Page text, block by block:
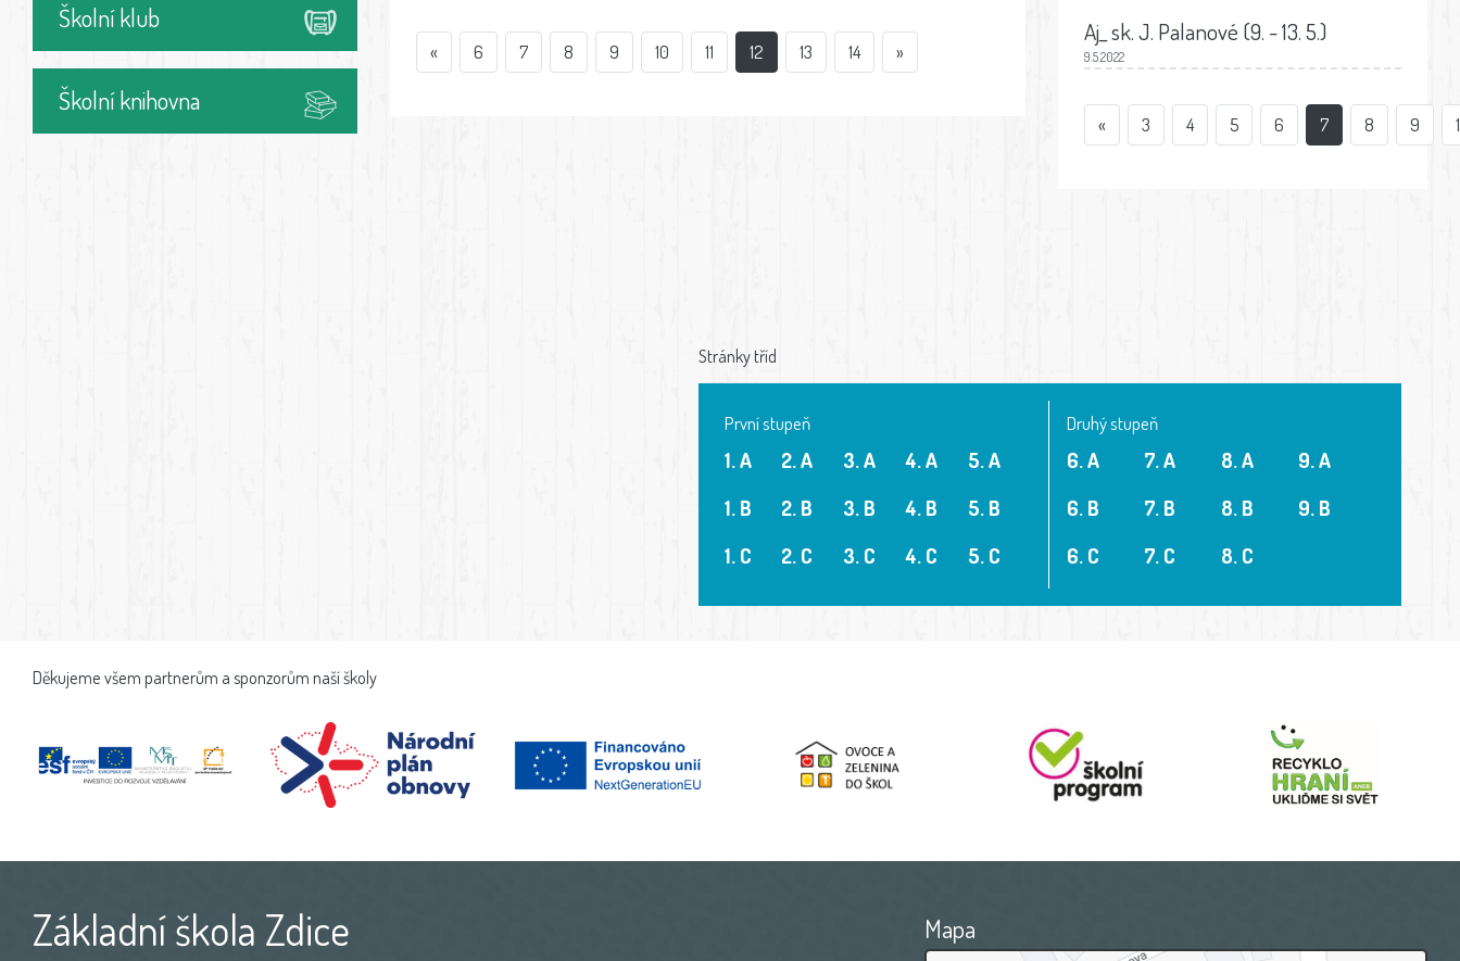
Školní klub
Školní knihovna
« 6 7 8 9 10 11 12 13 14 »
Aj_ sk. J. Palanové (9. - 13. 5.)
9.5.2022
« 3 4 5 6 7 8 9
Stránky tříd
První stupeň
1. A
1. B
1. C
2. A
2. B
2. C
3. A
3. B
3. C
4. A
4. B
4. C
5. A
5. B
5. C
Druhý stupeň
6. A
6. B
6. C
7. A
7. B
7. C
8. A
8. B
8. C
9. A
9. B
Děkujeme všem partnerům a sponzorům naší školy
Základní škola Zdice Mapa